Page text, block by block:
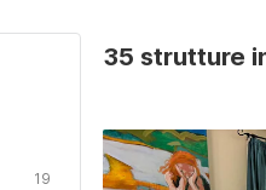
19
35 strutture